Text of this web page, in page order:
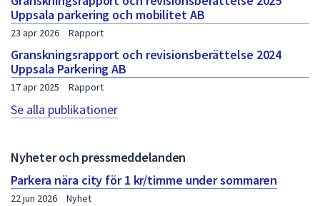
Uppsala parkering och mobilitet AB
23 apr 2026 Rapport
Granskningsrapport och revisionsberättelse 2024
Uppsala Parkering AB
17 apr 2025 Rapport
Se alla publikationer
Nyheter och pressmeddelanden
Parkera nära city för 1 kr/timme under sommaren
22 jun 2026 Nyhet